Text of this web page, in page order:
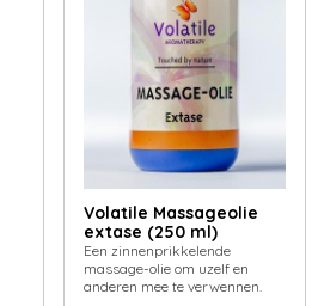
Volatile Massageolie
extase (250 ml)
Een zinnenprikkelende
massage-olie om uzelf en
anderen mee te verwennen.